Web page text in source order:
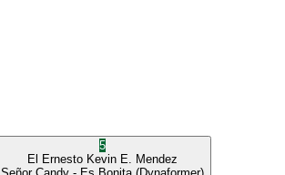
5
El Ernesto Kevin E. Mendez